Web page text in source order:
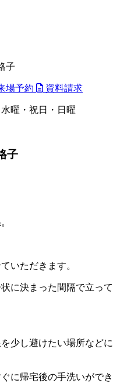
子
場予約 資料請求
水曜・祝日・日曜
子
いただきます。
に決まった間隔で立って
少し避けたい場所などに
に帰宅後の手洗いができ